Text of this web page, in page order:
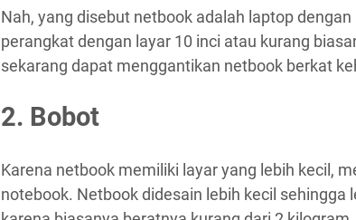
Nah, yang disebut netbook adalah laptop
perangkat dengan layar 10 inci atau kurang
sekarang dapat menggantikan netbook berkat
2. Bobot
Karena netbook memiliki layar yang lebih kecil,
notebook. Netbook didesain lebih kecil sehingga